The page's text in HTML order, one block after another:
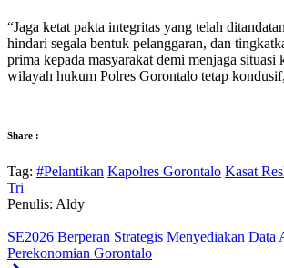
“Jaga ketat pakta integritas yang telah
hindari segala bentuk pelanggaran, dan
prima kepada masyarakat demi menjaga situasi
wilayah hukum Polres Gorontalo tetap
Share :
Tag: #Pelantikan Kapolres Gorontalo Kasat
Tri
Penulis: Aldy
SE2026 Berperan Strategis Menyediakan Data
Perekonomian Gorontalo